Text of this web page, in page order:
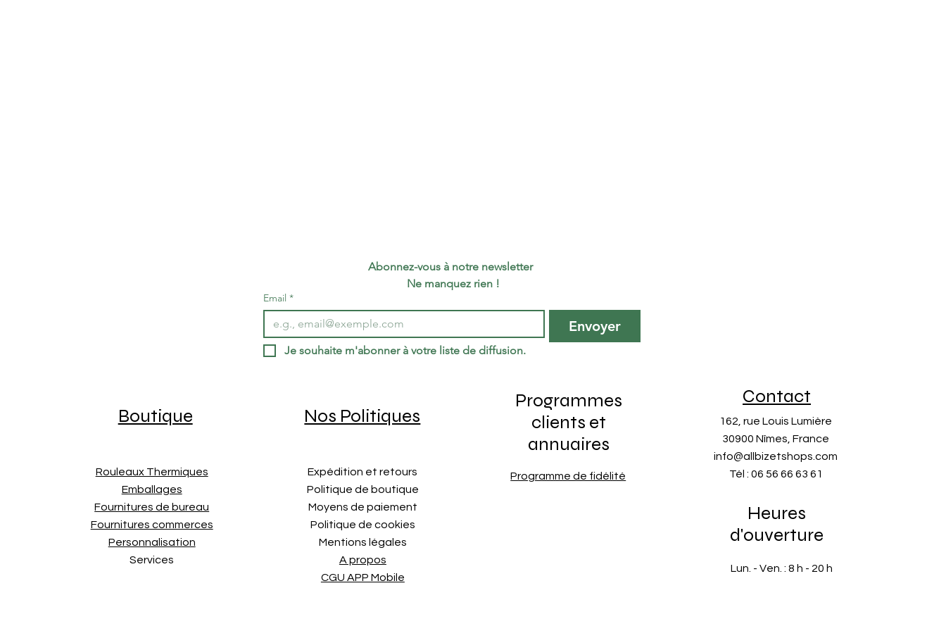
Abonnez-vous à notre newsletter
Ne manquez rien !
Email *
Envoyer
Je souhaite m'abonner à votre liste de diffusion.
Boutique
Rouleaux Thermiques
Emballages
Fournitures de bureau
Fournitures commerces
Personnalisation
Services
Nos Politiques
Expédition et retours
Politique de boutique
Moyens de paiement
Politique de cookies
Mentions légales
A propos
CGU APP Mobile
Programmes
clients et
annuaires
Programme de fidélité
Contact
162, rue Louis Lumière
30900 Nîmes, France
info@allbizetshops.com
Tél : 06 56 66 63 61
Heures
d'ouverture
Lun. - Ven. : 8 h - 20 h